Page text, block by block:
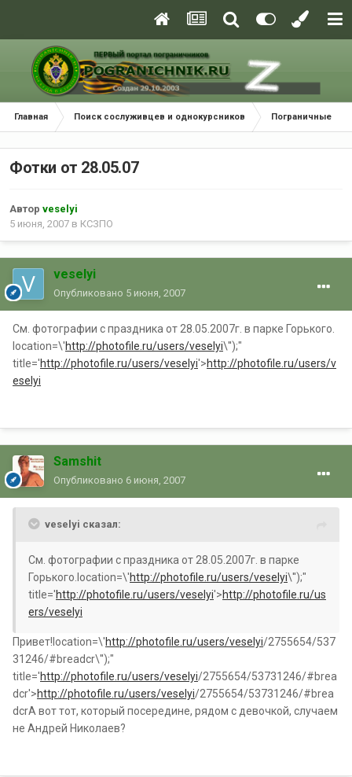
Главная Поиск сослуживцев и однокурсников Пограничные
Фотки от 28.05.07
Автор veselyi
5 июня, 2007 в КСЗПО
veselyi
Опубликовано 5 июня, 2007
См. фотографии с праздника от 28.05.2007г. в парке Горького.
location=\'http://photofile.ru/users/veselyi\'');"
title='http://photofile.ru/users/veselyi'>http://photofile.ru/users/v
eselyi
Samshit
Опубликовано 6 июня, 2007
veselyi сказал:
См. фотографии с праздника от 28.05.2007г. в парке
Горького.location=\'http://photofile.ru/users/veselyi\'');"
title='http://photofile.ru/users/veselyi'>http://photofile.ru/us
ers/veselyi
Привет!location=\'http://photofile.ru/users/veselyi/2755654/537
31246/#breadcr\'');"
title='http://photofile.ru/users/veselyi/2755654/53731246/#brea
dcr'>http://photofile.ru/users/veselyi/2755654/53731246/#brea
dcrА вот тот, который посередине, рядом с девочкой, случаем
не Андрей Николаев?